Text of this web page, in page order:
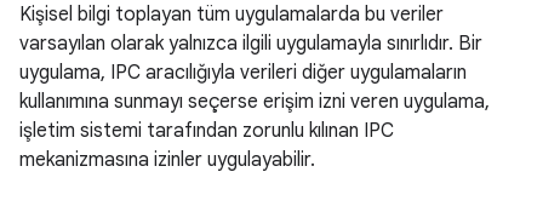
Kişisel bilgi toplayan tüm uygulamalarda bu veriler
varsayılan olarak yalnızca ilgili uygulamayla sınırlıdır. Bir
uygulama, IPC aracılığıyla verileri diğer uygulamaların
kullanımına sunmayı seçerse erişim izni veren uygulama,
işletim sistemi tarafından zorunlu kılınan IPC
mekanizmasına izinler uygulayabilir.